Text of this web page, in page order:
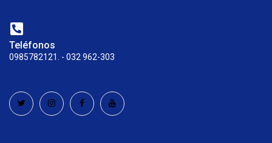
Teléfonos
0985782121. - 032 962-303